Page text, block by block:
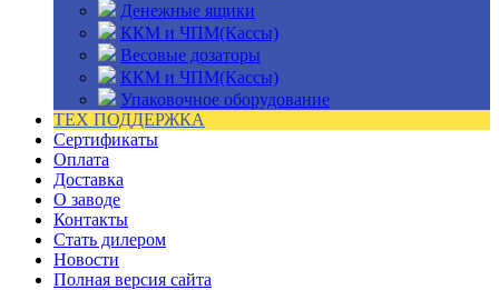
Денежные ящики
ККМ и ЧПМ(Кассы)
Весовые дозаторы
ККМ и ЧПМ(Кассы)
Упаковочное оборудование
ТЕХ ПОДДЕРЖКА
Сертификаты
Оплата
Доставка
О заводе
Контакты
Стать дилером
Новости
Полная версия сайта